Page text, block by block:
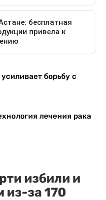
борьбу с
лечения рака
избили и
из-за 170